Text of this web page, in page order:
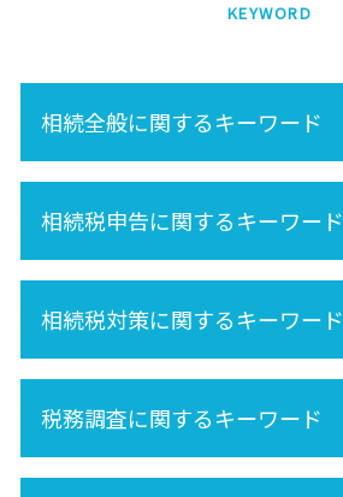
KEYWORD
相続全般に関するキーワード
相続税 不動産
空き家 対策 特別措置法
保険金 相続
相続 不動産登記
遺産分割 税金
遺産相続 所得税
節税
相続分
相続税申告に関するキーワード
準確定申告 必要書類
相続税申告
準確定申告 期限
準確定申告 書き方
相続税対策に関するキーワード
生命保険 相続税
相続放棄
相続税 土地
税務調査に関するキーワード